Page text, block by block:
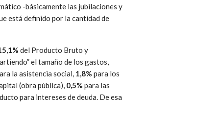
-básicamente las jubilaciones y
está definido por la cantidad de
del Producto Bruto y
el tamaño de los gastos,
la asistencia social, 1,8% para los
(obra pública), 0,5% para las
para intereses de deuda. De esa